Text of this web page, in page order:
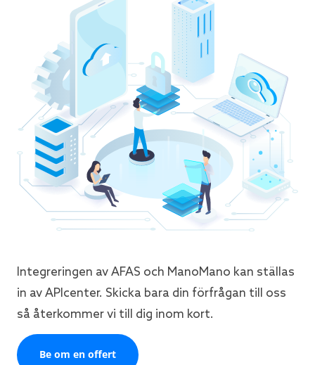
Integreringen av AFAS och ManoMano kan ställas
in av APIcenter. Skicka bara din förfrågan till oss
så återkommer vi till dig inom kort.
Be om en offert